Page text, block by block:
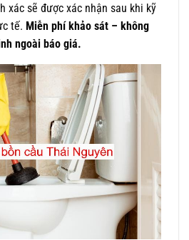
xác sẽ được xác nhận sau khi kỹ
tế. Miễn phí khảo sát – không
ngoài báo giá.